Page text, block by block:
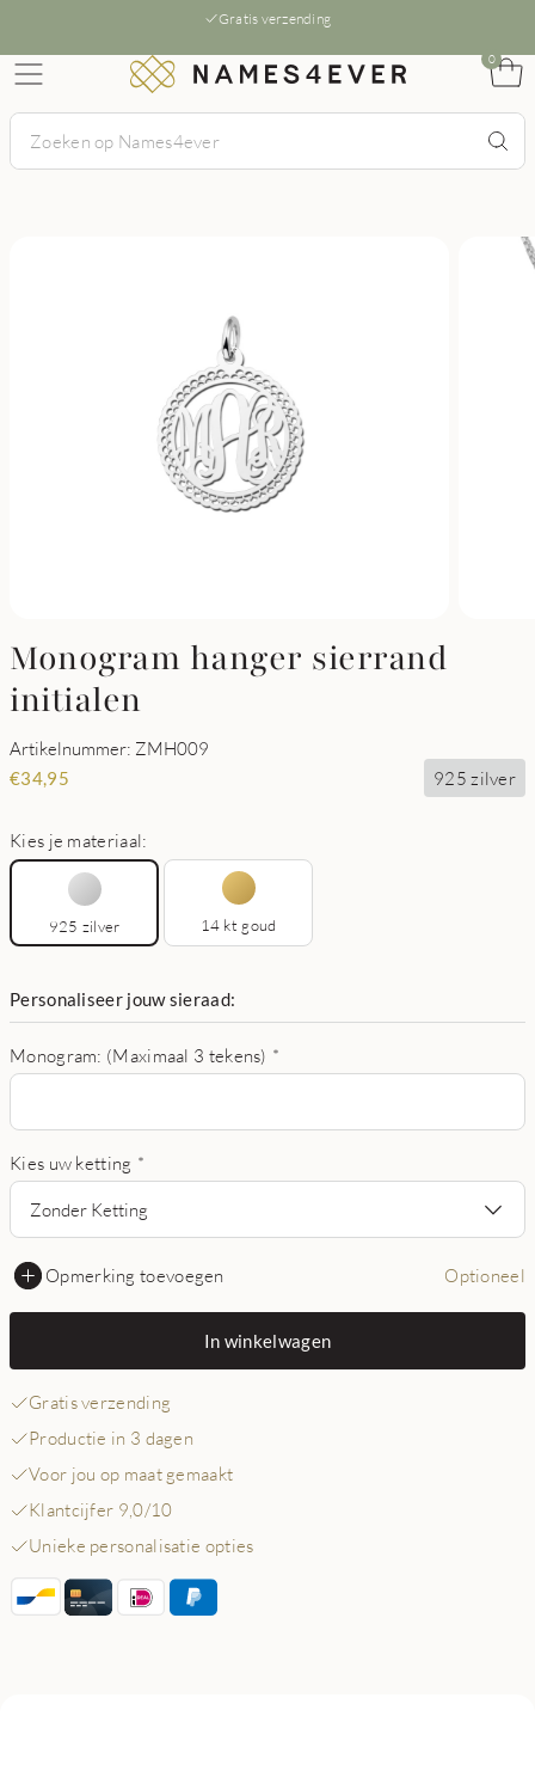
Gratis verzending
0
Monogram hanger sierrand
initialen
Artikelnummer: ZMH009
€34,95 925 zilver
Kies je materiaal:
925 zilver 14 kt goud
Personaliseer jouw sieraad:
Monogram: (Maximaal 3 tekens) *
Kies uw ketting *
Zonder Ketting
Opmerking toevoegen Optioneel
In winkelwagen
Gratis verzending
Productie in 3 dagen
Voor jou op maat gemaakt
Klantcijfer 9,0/10
Unieke personalisatie opties